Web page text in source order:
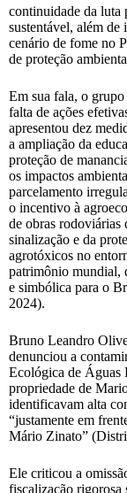
continuidade da luta
sustentável, além
cenário de fome no
de proteção
Em sua fala, o
falta de ações
apresentou dez
a ampliação da
proteção de
os impactos
parcelamento
o incentivo à
de obras rodoviárias
sinalização e da
agrotóxicos no
patrimônio mundial,
e simbólica para o
2024).
Bruno Leandro
denunciou a
Ecológica de Águas
propriedade de
identificavam alta
“justamente em
Mário Zinato”
Ele criticou a
fiscalização rigorosa